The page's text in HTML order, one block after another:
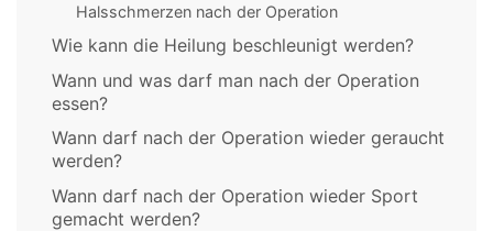
Halsschmerzen nach der Operation
Wie kann die Heilung beschleunigt werden?
Wann und was darf man nach der Operation
essen?
Wann darf nach der Operation wieder geraucht
werden?
Wann darf nach der Operation wieder Sport
gemacht werden?